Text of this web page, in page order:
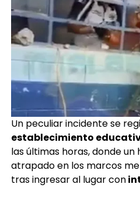
Un peculiar incidente se
establecimiento
las últimas horas, donde
atrapado en los marcos
tras ingresar al lugar con